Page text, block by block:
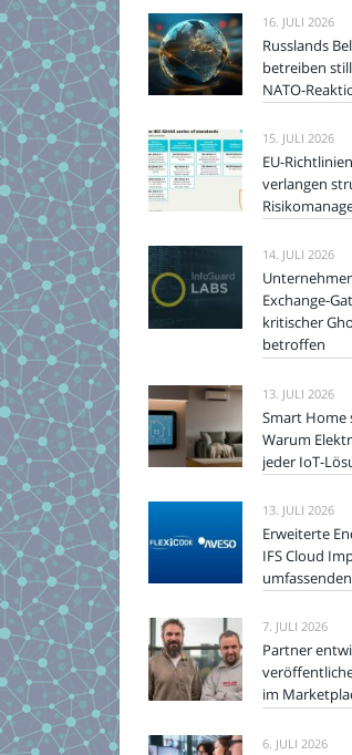
16. JULI 2026
Russlands
betreiben
NATO-
15. JULI 2026
EU-
verlangen
14. JULI 2026
Exchange-
kritischer
betroffen
13. JULI 2026
Smart Home
Warum
jeder IoT-
13. JULI 2026
Erweiterte
IFS Cloud
7. JULI 2026
Partner
im
6. JULI 2026